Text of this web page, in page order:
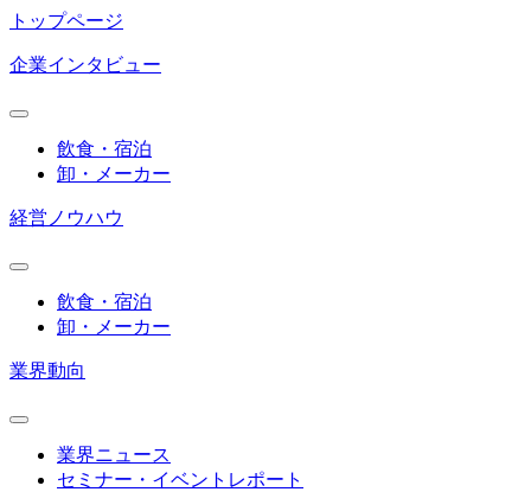
トップページ
企業インタビュー
飲食・宿泊
卸・メーカー
経営ノウハウ
飲食・宿泊
卸・メーカー
業界動向
業界ニュース
セミナー・イベントレポート